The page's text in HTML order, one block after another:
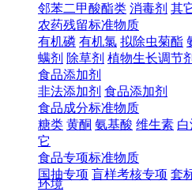
邻苯二甲酸酯类 消毒剂 其
农药残留标准物质
有机磷 有机氯 拟除虫菊酯
螨剂 除草剂 植物生长调节剂
食品添加剂
非法添加剂 食品添加剂
食品成分标准物质
糖类 黄酮 氨基酸 维生素
它
食品专项标准物质
国抽专项 盲样考核专项 套
环境